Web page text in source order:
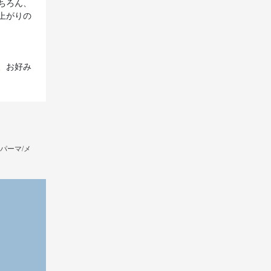
ろん、
がりの
お好み
ーマ/メ